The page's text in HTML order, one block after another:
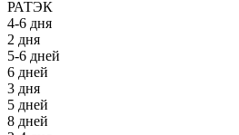
РАТЭК
4-6 дня
2 дня
5-6 дней
6 дней
3 дня
5 дней
8 дней